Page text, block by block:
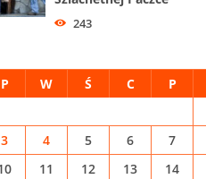
243
P W Ś C P
3
4 5 6 7
11 12 13 14